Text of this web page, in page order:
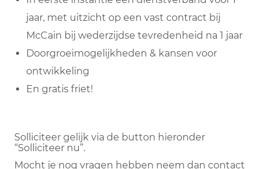
jaar, met uitzicht op een vast contract bij
McCain bij wederzijdse tevredenheid na 1 jaar
Doorgroeimogelijkheden & kansen voor
ontwikkeling
En gratis friet!
Solliciteer gelijk via de button hieronder
“Solliciteer nu”.
Mocht je nog vragen hebben neem dan contact